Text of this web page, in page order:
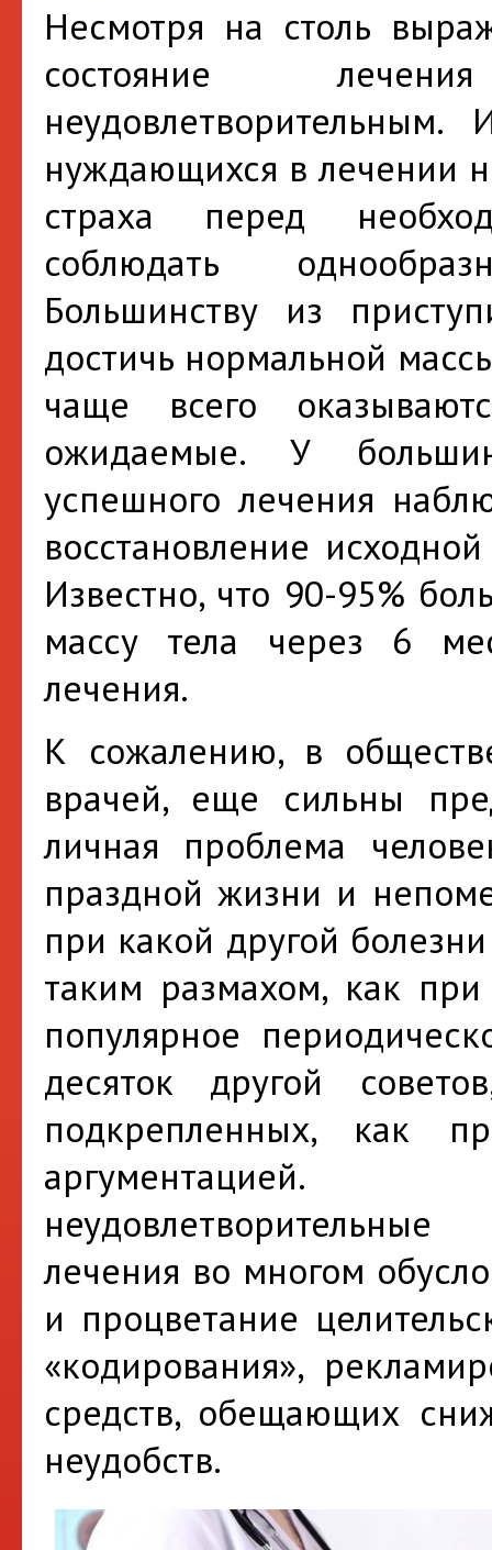
Несмотря на столь
состояние
нуждающихся в лечении
страха перед
соблюдать
Большинству из
достичь нормальной
чаще всего
ожидаемые. У
успешного лечения
восстановление
Известно, что 90-95%
массу тела через 6
лечения.
К сожалению, в
врачей, еще сильны
личная проблема
праздной жизни и
при какой другой
таким размахом, как
популярное
десяток другой
подкрепленных, как
аргументацией.
лечения во многом
и процветание
«кодирования»,
средств, обещающих
неудобств.